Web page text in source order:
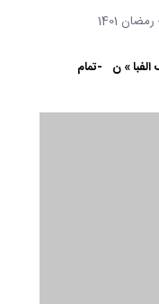
1401
» ن -تمام